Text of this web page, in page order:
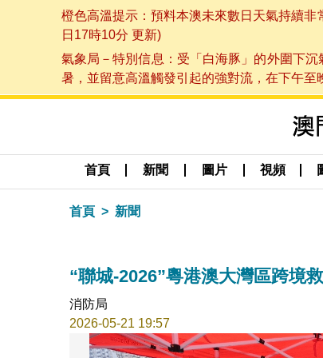
橙色高溫提示：預料本澳未來數日天氣持續
日17時10分 更新)
氣象局－特別信息：受「白海豚」的外圍下
暑，並留意高溫觸發引起的強對流，在下午
首頁 新聞 圖片 視頻
首頁 新聞
“聯城-2026”粵港澳大灣區跨境
消防局
2026-05-21 19:57